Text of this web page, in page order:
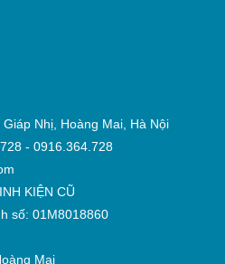
Nhị, Hoàng Mai, Hà Nội
- 0916.364.728
KIỆN CŨ
số: 01M8018860
Mai